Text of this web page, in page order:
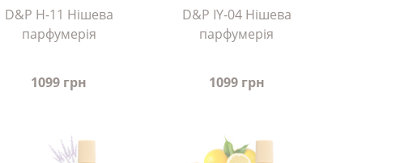
D&P H-11 Нішева
парфумерія
1099 грн
D&P IY-04 Нішева
парфумерія
1099 грн